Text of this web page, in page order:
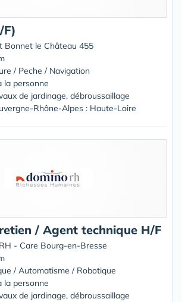
F)
Bonnet le Château 455
/ Peche / Navigation
la personne
de jardinage, débroussaillage
Rhône-Alpes : Haute-Loire
/ Agent technique H/F
- Care Bourg-en-Bresse
/ Automatisme / Robotique
la personne
de jardinage, débroussaillage